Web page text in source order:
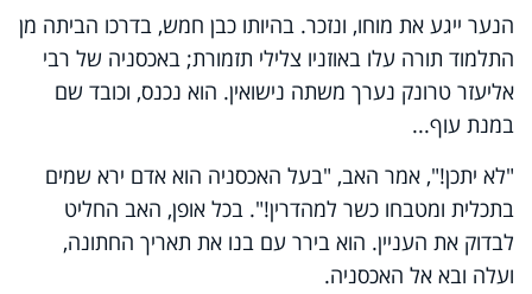
הנער ייגע את מוחו, ונזכר. בהיותו כבן חמש, בדרכו הביתה מן
התלמוד תורה עלו באוזניו צלילי תזמורת; באכסניה של רבי
אליעזר טרונק נערך משתה נישואין. הוא נכנס, וכובד שם
במנת עוף...
"לא יתכן!", אמר האב, "בעל האכסניה הוא אדם ירא שמים
בתכלית ומטבחו כשר למהדרין!". בכל אופן, האב החליט
לבדוק את העניין. הוא בירר עם בנו את תאריך החתונה,
ועלה ובא אל האכסניה.